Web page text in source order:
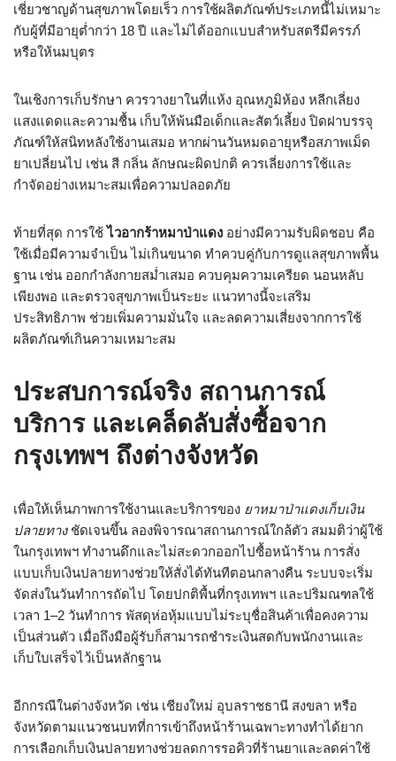
เชี่ยวชาญด้านสุขภาพโดยเร็ว การใช้ผลิตภัณฑ์ประเภทนี้ไม่เหมาะ
กับผู้ที่มีอายุต่ำกว่า 18 ปี และไม่ได้ออกแบบสำหรับสตรีมีครรภ์
หรือให้นมบุตร
ในเชิงการเก็บรักษา ควรวางยาในที่แห้ง อุณหภูมิห้อง หลีกเลี่ยง
แสงแดดและความชื้น เก็บให้พ้นมือเด็กและสัตว์เลี้ยง ปิดฝาบรรจุ
ภัณฑ์ให้สนิทหลังใช้งานเสมอ หากผ่านวันหมดอายุหรือสภาพเม็ด
ยาเปลี่ยนไป เช่น สี กลิ่น ลักษณะผิดปกติ ควรเลี่ยงการใช้และ
กำจัดอย่างเหมาะสมเพื่อความปลอดภัย
ท้ายที่สุด การใช้ไวอากร้าหมาป่าแดง อย่างมีความรับผิดชอบ คือ
ใช้เมื่อมีความจำเป็น ไม่เกินขนาด ทำควบคู่กับการดูแลสุขภาพพื้น
ฐาน เช่น ออกกำลังกายสม่ำเสมอ ควบคุมความเครียด นอนหลับ
เพียงพอ และตรวจสุขภาพเป็นระยะ แนวทางนี้จะเสริม
ประสิทธิภาพ ช่วยเพิ่มความมั่นใจ และลดความเสี่ยงจากการใช้
ผลิตภัณฑ์เกินความเหมาะสม
ประสบการณ์จริง สถานการณ์
บริการ และเคล็ดลับสั่งซื้อจาก
กรุงเทพฯ ถึงต่างจังหวัด
เพื่อให้เห็นภาพการใช้งานและบริการของ ยาหมาป่าแดงเก็บเงิน
ปลายทางชัดเจนขึ้น ลองพิจารณาสถานการณ์ใกล้ตัว สมมติว่าผู้ใช้
ในกรุงเทพฯ ทำงานดึกและไม่สะดวกออกไปซื้อหน้าร้าน การสั่ง
แบบเก็บเงินปลายทางช่วยให้สั่งได้ทันทีตอนกลางคืน ระบบจะเริ่ม
จัดส่งในวันทำการถัดไป โดยปกติพื้นที่กรุงเทพฯ และปริมณฑลใช้
เวลา 1–2 วันทำการ พัสดุห่อหุ้มแบบไม่ระบุชื่อสินค้าเพื่อคงความ
เป็นส่วนตัว เมื่อถึงมือผู้รับก็สามารถชำระเงินสดกับพนักงานและ
เก็บใบเสร็จไว้เป็นหลักฐาน
อีกกรณีในต่างจังหวัด เช่น เชียงใหม่ อุบลราชธานี สงขลา หรือ
จังหวัดตามแนวชนบทที่การเข้าถึงหน้าร้านเฉพาะทางทำได้ยาก
การเลือกเก็บเงินปลายทางช่วยลดการรอคิวที่ร้านยาและลดค่าใช้